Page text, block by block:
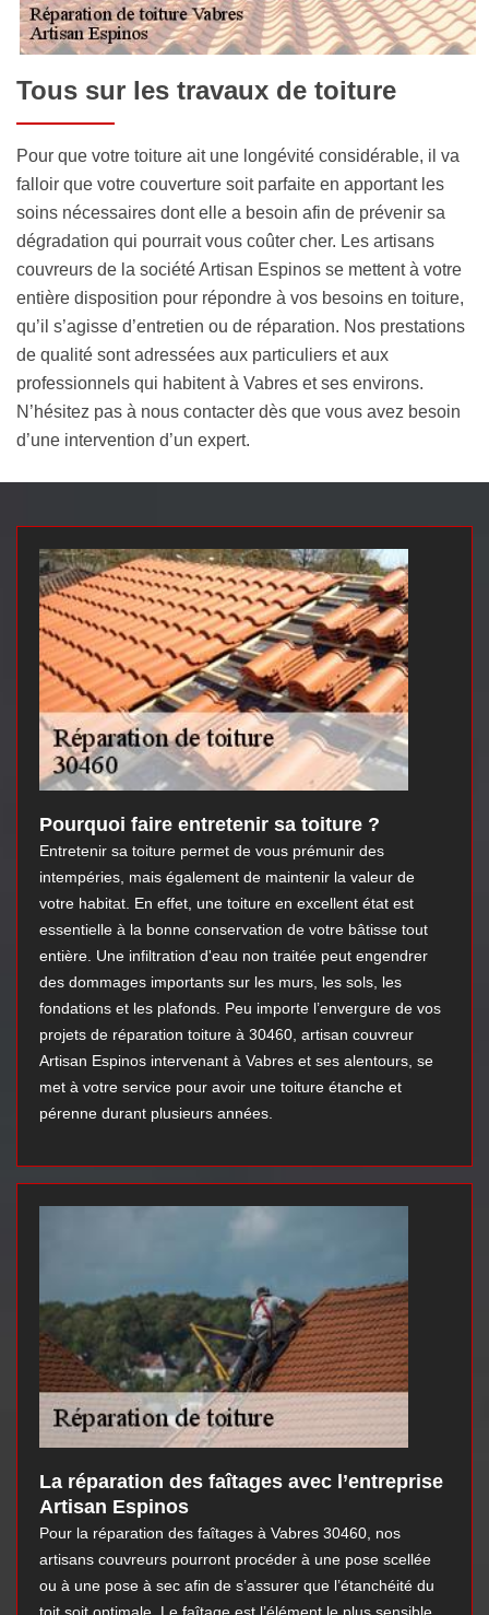
Tous sur les travaux de toiture
Pour que votre toiture ait une longévité considérable, il va
falloir que votre couverture soit parfaite en apportant les
soins nécessaires dont elle a besoin afin de prévenir sa
dégradation qui pourrait vous coûter cher. Les artisans
couvreurs de la société Artisan Espinos se mettent à votre
entière disposition pour répondre à vos besoins en toiture,
qu’il s’agisse d’entretien ou de réparation. Nos prestations
de qualité sont adressées aux particuliers et aux
professionnels qui habitent à Vabres et ses environs.
N’hésitez pas à nous contacter dès que vous avez besoin
d’une intervention d’un expert.
Pourquoi faire entretenir sa toiture ?
Entretenir sa toiture permet de vous prémunir des
intempéries, mais également de maintenir la valeur de
votre habitat. En effet, une toiture en excellent état est
essentielle à la bonne conservation de votre bâtisse tout
entière. Une infiltration d'eau non traitée peut engendrer
des dommages importants sur les murs, les sols, les
fondations et les plafonds. Peu importe l’envergure de vos
projets de réparation toiture à 30460, artisan couvreur
Artisan Espinos intervenant à Vabres et ses alentours, se
met à votre service pour avoir une toiture étanche et
pérenne durant plusieurs années.
La réparation des faîtages avec l’entreprise
Artisan Espinos
Pour la réparation des faîtages à Vabres 30460, nos
artisans couvreurs pourront procéder à une pose scellée
ou à une pose à sec afin de s’assurer que l’étanchéité du